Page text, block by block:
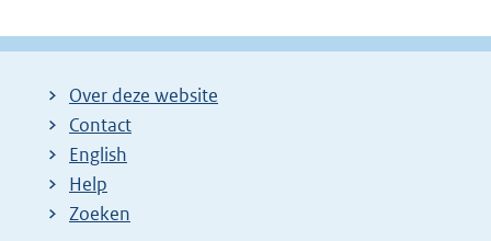
Over deze website
Contact
English
Help
Zoeken